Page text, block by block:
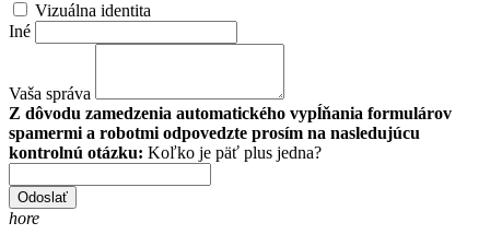
Vizuálna identita
Iné
Vaša správa
Z dôvodu zamedzenia automatického vypĺňania formulárov
spamermi a robotmi odpovedzte prosím na nasledujúcu
kontrolnú otázku: Koľko je päť plus jedna?
Odoslať
hore